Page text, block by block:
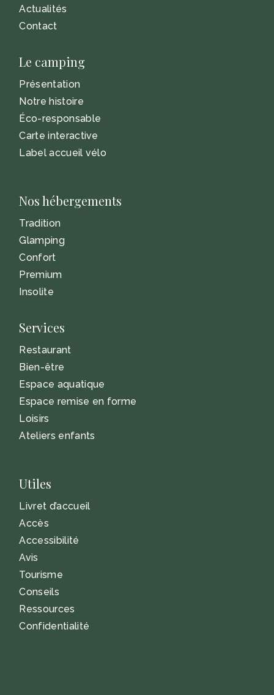
Actualités
Contact
Le camping
Présentation
Notre histoire
Éco-responsable
Carte interactive
Label accueil vélo
Nos hébergements
Tradition
Glamping
Confort
Premium
Insolite
Services
Restaurant
Bien-être
Espace aquatique
Espace remise en forme
Loisirs
Ateliers enfants
Utiles
Livret d’accueil
Accès
Accessibilité
Avis
Tourisme
Conseils
Ressources
Confidentialité